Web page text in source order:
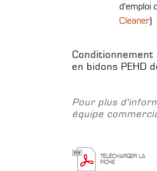
d'emploi
Cleaner)
Conditionnement
en bidons PEHD
Pour plus
équipe
TÉLÉCHARGER LA
FICHE